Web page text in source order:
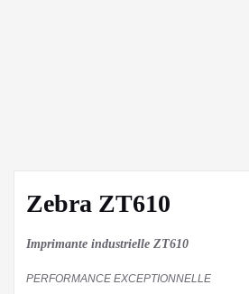
Zebra ZT610
Imprimante industrielle ZT610
PERFORMANCE EXCEPTIONNELLE